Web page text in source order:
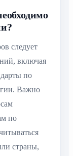
следует
включая
по
Важно
по
страны,